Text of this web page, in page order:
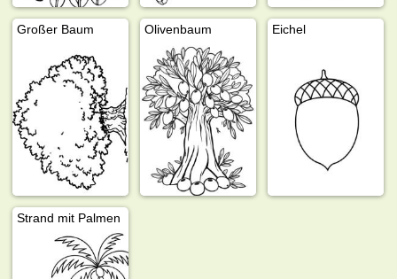
Großer Baum Olivenbaum Eichel
Strand mit Palmen